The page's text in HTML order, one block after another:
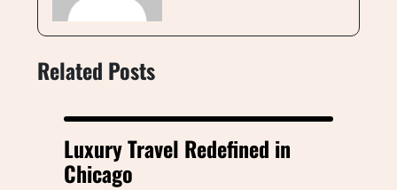
Related Posts
Luxury Travel Redefined in
Chicago